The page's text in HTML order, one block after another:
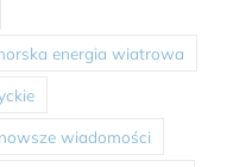
energia wiatrowa
wiadomości